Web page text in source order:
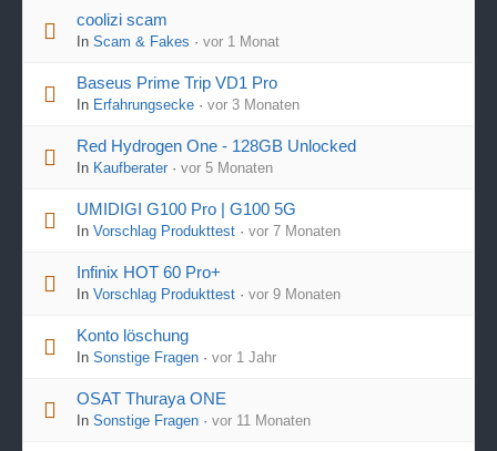
coolizi scam
In Scam & Fakes · vor 1 Monat
Baseus Prime Trip VD1 Pro
In Erfahrungsecke · vor 3 Monaten
Red Hydrogen One - 128GB Unlocked
In Kaufberater · vor 5 Monaten
UMIDIGI G100 Pro | G100 5G
In Vorschlag Produkttest · vor 7 Monaten
Infinix HOT 60 Pro+
In Vorschlag Produkttest · vor 9 Monaten
Konto löschung
In Sonstige Fragen · vor 1 Jahr
OSAT Thuraya ONE
In Sonstige Fragen · vor 11 Monaten